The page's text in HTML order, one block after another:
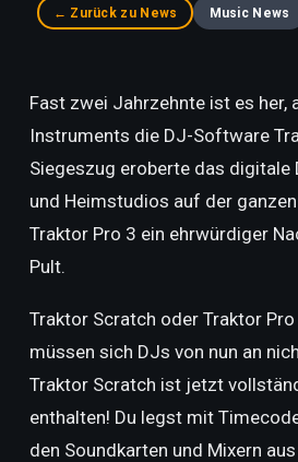
← Zurück zu News Music News
Fast zwei Jahrzehnte ist es her,
Instruments die DJ-Software
Siegeszug eroberte das digitale
und Heimstudios auf der
Traktor Pro 3 ein ehrwürdiger
Pult.
Traktor Scratch oder Traktor Pro
müssen sich DJs von nun an
Traktor Scratch ist jetzt
enthalten! Du legst mit
den Soundkarten und Mixern